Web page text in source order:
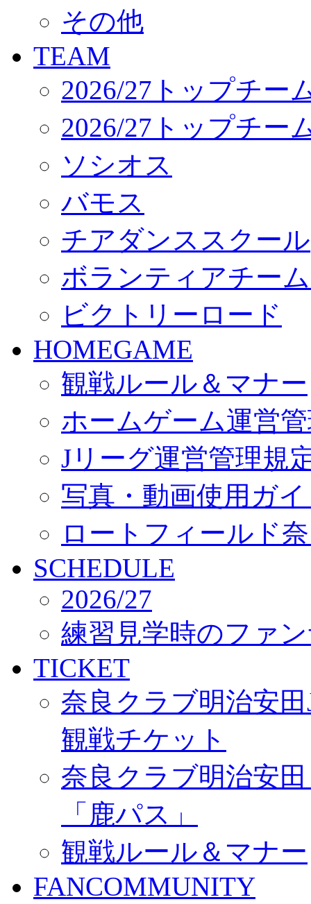
サステナビリティ
Web制作支援
応援プロジェクト
その他
TEAM
2026/27トップチー
2026/27トップチー
ソシオス
バモス
チアダンススクール
ボランティアチー
ビクトリーロード
HOMEGAME
観戦ルール＆マナー
ホームゲーム運営
Jリーグ運営管理規
写真・動画使用ガ
ロートフィールド
SCHEDULE
2026/27
練習見学時のファ
TICKET
奈良クラブ明治安
観戦チケット
奈良クラブ明治安
「鹿パス」
観戦ルール＆マナー
FANCOMMUNITY